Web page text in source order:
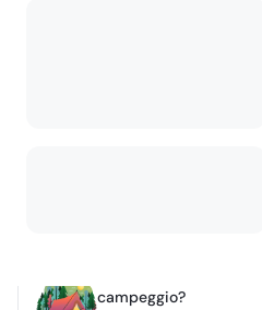
Sei il proprietario o
campeggio?